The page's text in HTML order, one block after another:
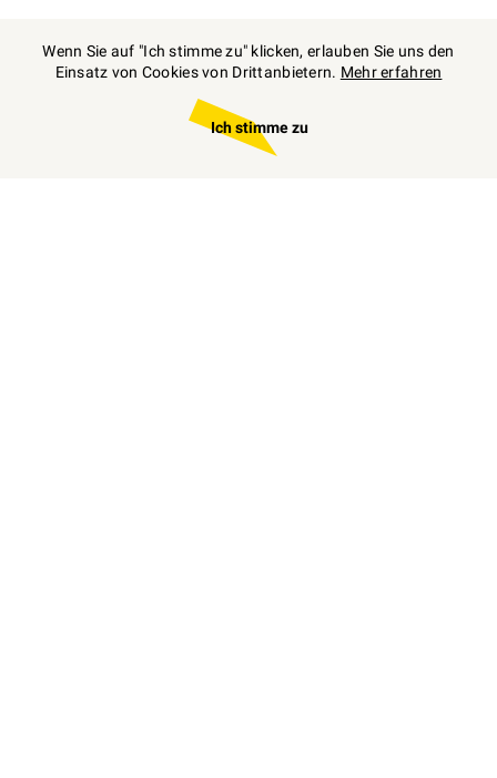
Wenn Sie auf "Ich stimme zu" klicken, erlauben Sie uns den
Einsatz von Cookies von Drittanbietern. Mehr erfahren
Ich stimme zu